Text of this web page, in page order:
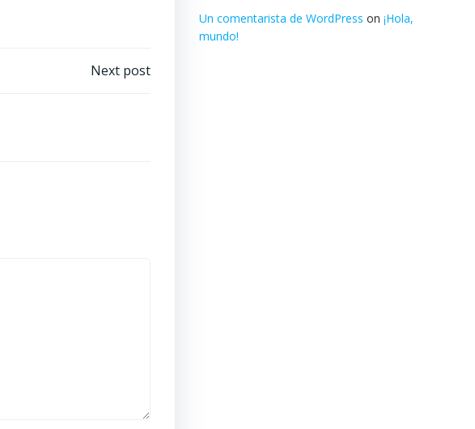
Next post
Un comentarista de WordPress on ¡Hola,
mundo!